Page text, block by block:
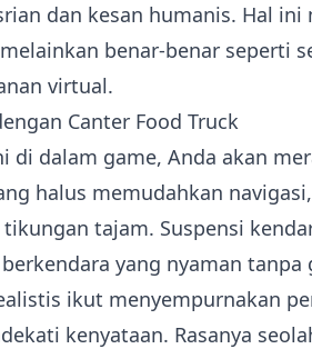
dan kesan humanis. Hal
benar-benar seperti
virtual.
Canter Food Truck
di dalam game, Anda akan
halus memudahkan
tajam. Suspensi
yang nyaman tanpa
ikut menyempurnakan
kenyataan. Rasanya